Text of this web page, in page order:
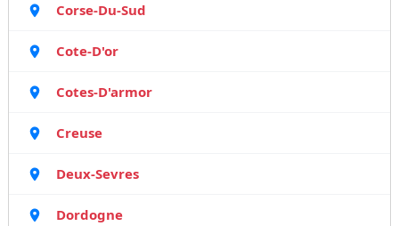
Corse-Du-Sud
Cote-D'or
Cotes-D'armor
Creuse
Deux-Sevres
Dordogne